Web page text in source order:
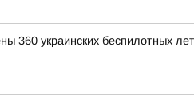
украинских беспилотных